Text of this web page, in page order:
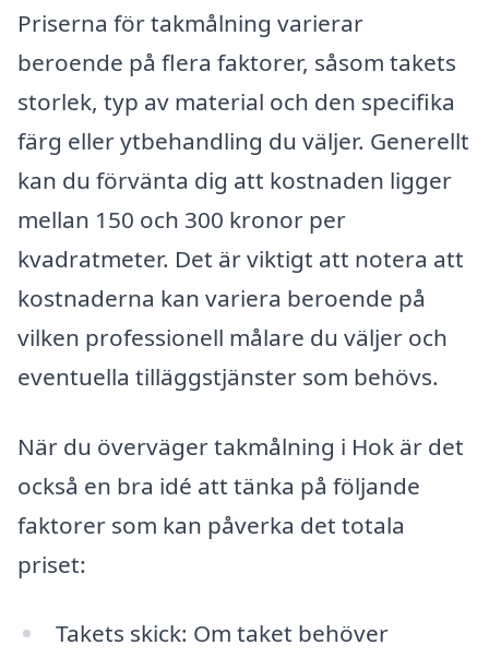
Priserna för takmålning varierar
beroende på flera faktorer, såsom takets
storlek, typ av material och den specifika
färg eller ytbehandling du väljer. Generellt
kan du förvänta dig att kostnaden ligger
mellan 150 och 300 kronor per
kvadratmeter. Det är viktigt att notera att
kostnaderna kan variera beroende på
vilken professionell målare du väljer och
eventuella tilläggstjänster som behövs.
När du överväger takmålning i Hok är det
också en bra idé att tänka på följande
faktorer som kan påverka det totala
priset:
Takets skick: Om taket behöver